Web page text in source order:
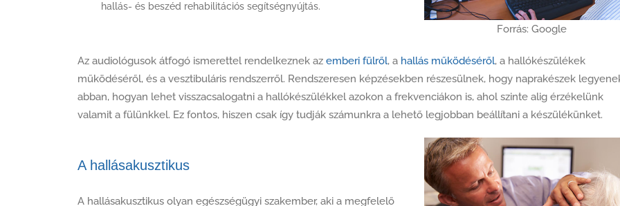
hallás- és beszéd rehabilitációs segítségnyújtás.
Forrás: Google
Az audiológusok átfogó ismerettel rendelkeznek azemberi fülről, a hallás működéséről, a hallókészülékek
működéséről, és a vesztibuláris rendszerről. Rendszeresen képzésekben részesülnek, hogy naprakészek
abban, hogyan lehet visszacsalogatni a hallókészülékkel azokon a frekvenciákon is, ahol szinte alig érzékelünk
valamit a fülünkkel. Ez fontos, hiszen csak így tudják számunkra a lehető legjobban beállítani a készülékünket.
A hallásakusztikus
A hallásakusztikus olyan egészségügyi szakember, aki a megfelelő